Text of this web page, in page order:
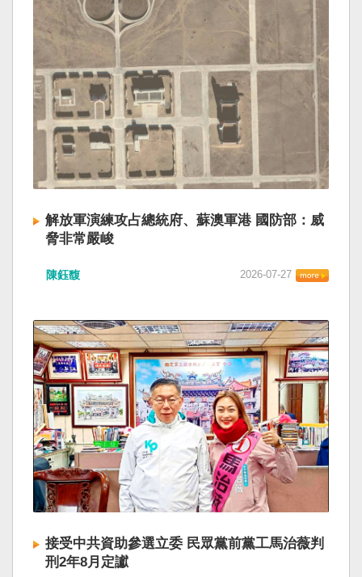
解放軍演練攻占總統府、蘇澳軍港 國防部：威
脅非常嚴峻
陳鈺馥 2026-07-27
接受中共資助參選立委 民眾黨前黨工馬治薇判
刑2年8月定讞